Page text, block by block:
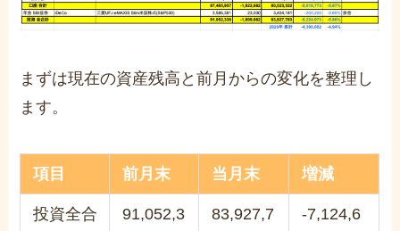
まずは現在の資産残高と前月からの変化を整理し
ます。
項目 前月末 当月末 増減
投資全合
91,052,3
83,927,7
-7,124,6